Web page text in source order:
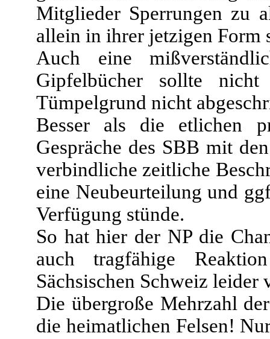
Mitglieder Sperrungen zu
allein in ihrer jetzigen Form
Auch eine
Gipfelbücher sollte nicht
Tümpelgrund nicht
Besser als die etlichen
Gespräche des SBB mit
verbindliche zeitliche
eine Neubeurteilung und
Verfügung stünde.
So hat hier der NP die
auch tragfähige
Sächsischen Schweiz leider
Die übergroße Mehrzahl
die heimatlichen Felsen!